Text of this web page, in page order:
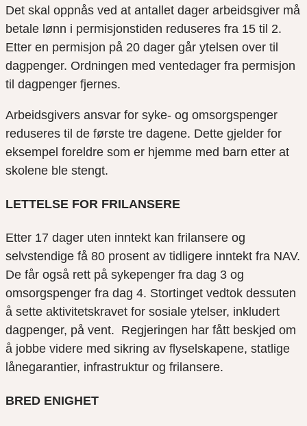
Det skal oppnås ved at antallet dager arbeidsgiver må
betale lønn i permisjonstiden reduseres fra 15 til 2.
Etter en permisjon på 20 dager går ytelsen over til
dagpenger. Ordningen med ventedager fra permisjon
til dagpenger fjernes.
Arbeidsgivers ansvar for syke- og omsorgspenger
reduseres til de første tre dagene. Dette gjelder for
eksempel foreldre som er hjemme med barn etter at
skolene ble stengt.
LETTELSE FOR FRILANSERE
Etter 17 dager uten inntekt kan frilansere og
selvstendige få 80 prosent av tidligere inntekt fra NAV.
De får også rett på sykepenger fra dag 3 og
omsorgspenger fra dag 4. Stortinget vedtok dessuten
å sette aktivitetskravet for sosiale ytelser, inkludert
dagpenger, på vent. Regjeringen har fått beskjed om
å jobbe videre med sikring av flyselskapene, statlige
lånegarantier, infrastruktur og frilansere.
BRED ENIGHET